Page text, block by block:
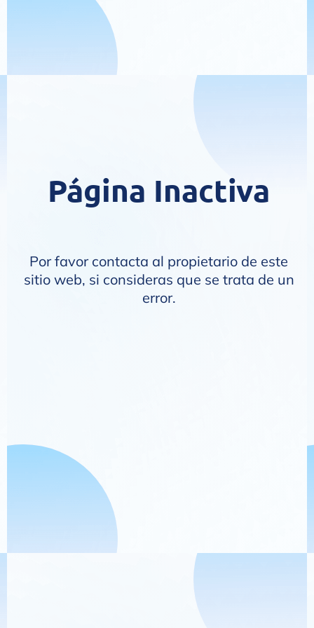
Página Inactiva
Por favor contacta al propietario de este
sitio web, si consideras que se trata de un
error.